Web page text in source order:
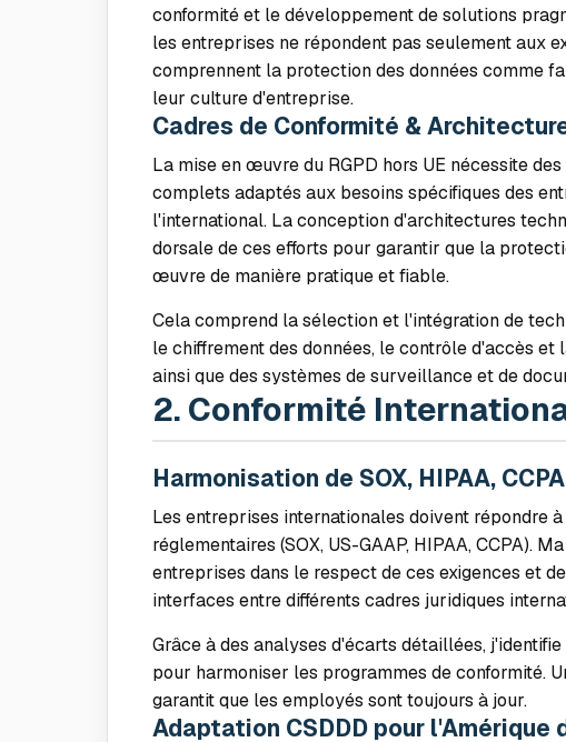
conformité et le développement de solutions
les entreprises ne répondent pas seulement aux
comprennent la protection des données comme
leur culture d'entreprise.
Cadres de Conformité &
La mise en œuvre du RGPD hors UE nécessite
complets adaptés aux besoins spécifiques des
l'international. La conception d'architectures
dorsale de ces efforts pour garantir que la
œuvre de manière pratique et fiable.
Cela comprend la sélection et l'intégration de
le chiffrement des données, le contrôle d'accès et
ainsi que des systèmes de surveillance et de
2. Conformité
Harmonisation de SOX, HIPAA,
Les entreprises internationales doivent répondre
réglementaires (SOX, US-GAAP, HIPAA, CCPA).
entreprises dans le respect de ces exigences et
interfaces entre différents cadres juridiques
Grâce à des analyses d'écarts détaillées,
pour harmoniser les programmes de conformité.
garantit que les employés sont toujours à jour.
Adaptation CSDDD pour l'Amérique